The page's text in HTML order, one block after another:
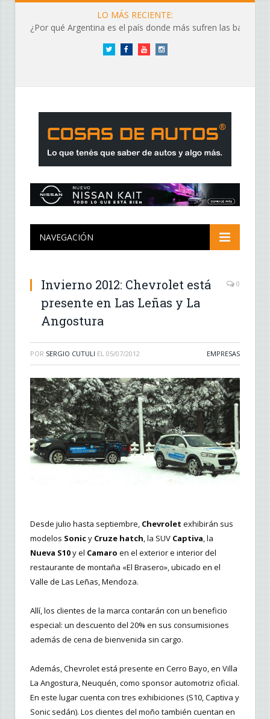
LO MÁS RECIENTE:
¿Por qué Argentina es el país donde más sufren las baterías?
Twitter FacebookYouTubeInstagram
NAVEGACIÓN
Invierno 2012: Chevrolet está
presente en Las Leñas y La
Angostura
0
POR SERGIO CUTULI EL 05/07/2012 EMPRESAS
Desde julio hasta septiembre, Chevrolet exhibirán sus
modelos Sonicy Cruze hatch, la SUV Captiva, la
Nueva S10y el Camaro en el exterior e interior del
restaurante de montaña «El Brasero», ubicado en el
Valle de Las Leñas, Mendoza.
Allí, los clientes de la marca contarán con un beneficio
especial: un descuento del 20% en sus consumisiones
además de cena de bienvenida sin cargo.
Además, Chevrolet está presente en Cerro Bayo, en Villa
La Angostura, Neuquén, como sponsor automotriz oficial.
En este lugar cuenta con tres exhibiciones (S10, Captiva y
Sonic sedán). Los clientes del moño también cuentan en